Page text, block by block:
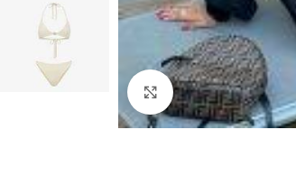
Haga clic para ampliar